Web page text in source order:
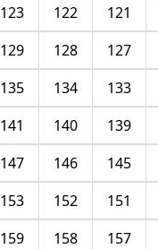
121
122
123
127
128
129
133
134
135
139
140
141
145
146
147
151
152
153
157
158
159